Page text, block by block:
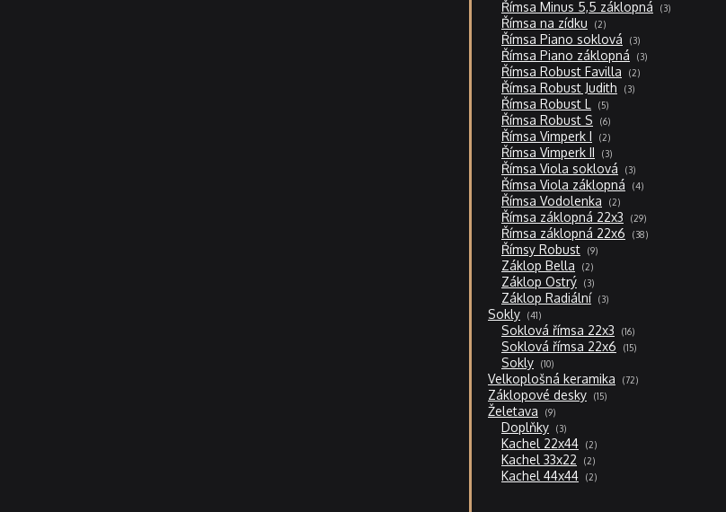
Římsa Minus 5,5 záklopná 33
produkty
Římsa na zídku 22
produkty
Římsa Piano soklová 33
produkty
Římsa Piano záklopná 33
produkty
Římsa Robust Favilla 22
produkty
Římsa Robust Judith 33
produkty
Římsa Robust L 55
produktů
Římsa Robust S 66
produktů
Římsa Vimperk I 22
produkty
Římsa Vimperk II 33
produkty
Římsa Viola soklová 33
produkty
Římsa Viola záklopná 44
produkty
Římsa Vodolenka 22
produkty
Římsa záklopná 22x3 2929
produktů
Římsa záklopná 22x6 3838
produktů
Římsy Robust 99
produktů
Záklop Bella 22
produkty
Záklop Ostrý 33
produkty
Záklop Radiální 33
produkty
Sokly 4141
produktů
Soklová římsa 22x3 1616
produktů
Soklová římsa 22x6 1515
produktů
Sokly 1010
produktů
Velkoplošná keramika 7272
produktů
Záklopové desky 1515
produktů
Želetava 99
produktů
Doplňky 33
produkty
Kachel 22x44 22
produkty
Kachel 33x22 22
produkty
Kachel 44x44 22
produkty